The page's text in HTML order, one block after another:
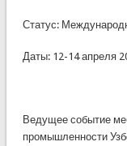
Статус:
Даты: 12-14 апреля
Ведущее событие
промышленности